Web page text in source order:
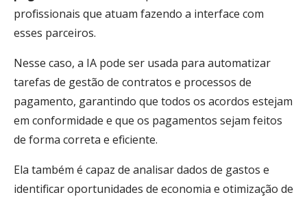
profissionais que atuam fazendo a interface com
esses parceiros.
Nesse caso, a IA pode ser usada para automatizar
tarefas de gestão de contratos e processos de
pagamento, garantindo que todos os acordos estejam
em conformidade e que os pagamentos sejam feitos
de forma correta e eficiente.
Ela também é capaz de analisar dados de gastos e
identificar oportunidades de economia e otimização de